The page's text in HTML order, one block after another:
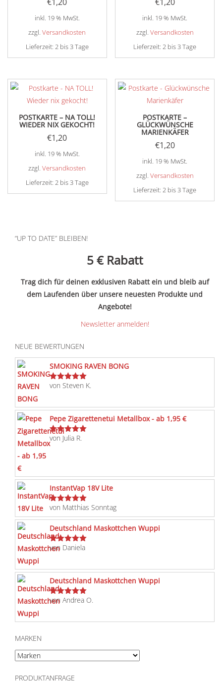
inkl. 19 % MwSt.
zzgl.Versandkosten
Lieferzeit: 2 bis 3 Tage
inkl. 19 % MwSt.
zzgl. Versandkosten
Lieferzeit:2 bis 3 Tage
POSTKARTE – NA TOLL!
WIEDER NIX GEKOCHT!
€1,20
inkl. 19 % MwSt.
zzgl.Versandkosten
Lieferzeit: 2 bis 3 Tage
POSTKARTE –
GLÜCKWÜNSCHE
MARIENKÄFER
€1,20
inkl. 19 % MwSt.
zzgl. Versandkosten
Lieferzeit:2 bis 3 Tage
“UP TO DATE” BLEIBEN!
5 € Rabatt
Trag dich für deinen exklusiven Rabatt ein und bleib auf
dem Laufenden über unsere neuesten Produkte und
Angebote!
Newsletter anmelden!
NEUE BEWERTUNGEN
SMOKING RAVEN BONG
Bewertet
von Steven K.
Pepe Zigarettenetui Metallbox - ab 1,95 €
Bewertet
mit
von Julia R.
InstantVap 18V Lite
Bewertet
mit5von 5
von Matthias Sonntag
Deutschland Maskottchen Wuppi
Bewertet
von Daniela
Deutschland Maskottchen Wuppi
Bewertet
von Andrea O.
MARKEN
PRODUKTANFRAGE